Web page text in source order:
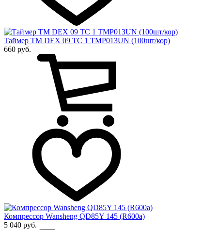
Таймер ТМ DEX 09 ТС 1 TMP013UN (100шт/кор)
660 руб.
Компрессор Wansheng QD85Y 145 (R600a)
5 040 руб.